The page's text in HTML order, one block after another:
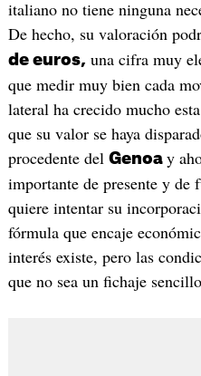
italiano no tiene ninguna
De hecho, su valoración
de euros, una cifra muy
que medir muy bien cada
lateral ha crecido mucho
que su valor se haya
procedente del Genoa y
importante de presente y de
quiere intentar su
fórmula que encaje
interés existe, pero las
que no sea un fichaje